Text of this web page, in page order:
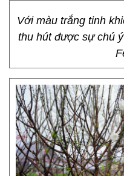
Với màu trắng tinh
thu hút được sự chú